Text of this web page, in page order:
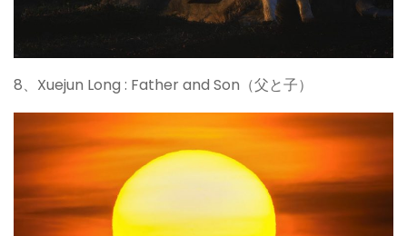
8、Xuejun Long : Father and Son（父と子）